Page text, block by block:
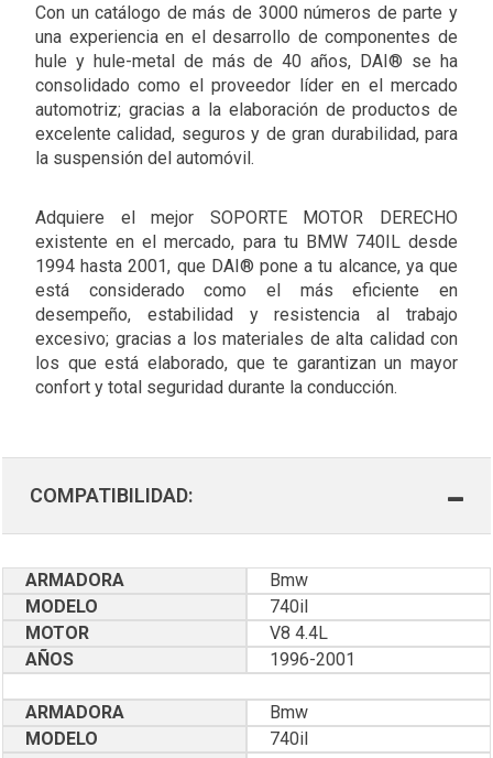
Con un catálogo de más de 3000 números de parte y
una experiencia en el desarrollo de componentes de
hule y hule-metal de más de 40 años, DAI® se ha
consolidado como el proveedor líder en el mercado
automotriz; gracias a la elaboración de productos de
excelente calidad, seguros y de gran durabilidad, para
la suspensión del automóvil.
Adquiere el mejor SOPORTE MOTOR DERECHO
existente en el mercado, para tu BMW 740IL desde
1994 hasta 2001, que DAI® pone a tu alcance, ya que
está considerado como el más eficiente en
desempeño, estabilidad y resistencia al trabajo
excesivo; gracias a los materiales de alta calidad con
los que está elaborado, que te garantizan un mayor
confort y total seguridad durante la conducción.
COMPATIBILIDAD:
ARMADORA
Bmw
MODELO
740il
MOTOR
V8 4.4L
AÑOS
1996-2001
ARMADORA
Bmw
MODELO
740il